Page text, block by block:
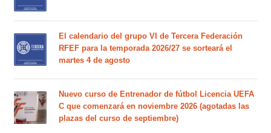
El calendario del grupo VI de Tercera Federación
RFEF para la temporada 2026/27 se sorteará el
martes 4 de agosto
Nuevo curso de Entrenador de fútbol Licencia UEFA
C que comenzará en noviembre 2026 (agotadas las
plazas del curso de septiembre)